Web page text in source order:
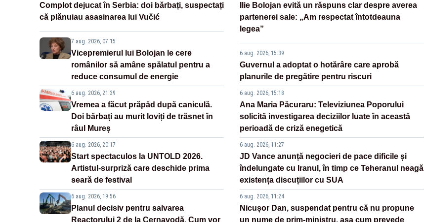
Complot dejucat în Serbia: doi bărbați, suspectați
că plănuiau asasinarea lui Vučić
7 aug. 2026, 07:15
Vicepremierul lui Bolojan le cere
românilor să amâne spălatul pentru a
reduce consumul de energie
6 aug. 2026, 21:39
Vremea a făcut prăpăd după caniculă.
Doi bărbați au murit loviți de trăsnet în
râul Mureș
6 aug. 2026, 20:17
Start spectaculos la UNTOLD 2026.
Artistul-surpriză care deschide prima
seară de festival
6 aug. 2026, 19:56
Planul decisiv pentru salvarea
Reactorului 2 de la Cernavodă. Cum vor
Ilie Bolojan evită un răspuns clar despre averea
partenerei sale: „Am respectat întotdeauna
legea”
6 aug. 2026, 15:39
Guvernul a adoptat o hotărâre care aprobă
planurile de pregătire pentru riscuri
6 aug. 2026, 15:18
Ana Maria Păcuraru: Televiziunea Poporului
solicită investigarea deciziilor luate în această
perioadă de criză enegetică
6 aug. 2026, 11:27
JD Vance anunță negocieri de pace dificile și
îndelungate cu Iranul, în timp ce Teheranul neagă
existența discuțiilor cu SUA
6 aug. 2026, 11:24
Nicușor Dan, suspendat pentru că nu propune
un nume de prim-ministru, așa cum prevede